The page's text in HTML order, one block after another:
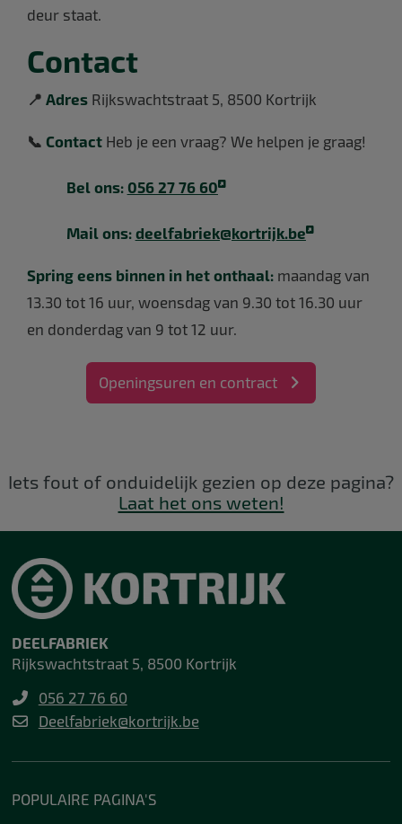
deur staat.
Contact
📍 Adres Rijkswachtstraat 5, 8500 Kortrijk
📞 Contact Heb je een vraag? We helpen je graag!
Bel ons: 056 27 76 60
Mail ons: deelfabriek@kortrijk.be
Spring eens binnen in het onthaal: maandag van
13.30 tot 16 uur, woensdag van 9.30 tot 16.30 uur
en donderdag van 9 tot 12 uur.
Openingsuren en contract
Iets fout of onduidelijk gezien op deze pagina?
Laat het ons weten!
DEELFABRIEK
Rijkswachtstraat 5, 8500 Kortrijk
056 27 76 60
Deelfabriek@kortrijk.be
POPULAIRE PAGINA'S